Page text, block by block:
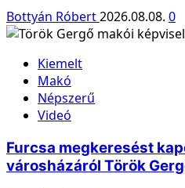
Bottyán Róbert2026.08.08. 0
Kiemelt
Makó
Népszerű
Videó
Furcsa megkeresést
városházáról Török